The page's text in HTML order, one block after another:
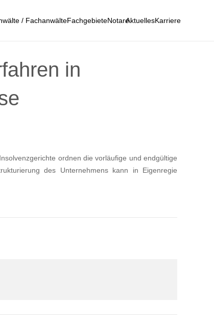
/ FachanwälteFachgebieteNotareAktuellesKarriere
in
ordnen die vorläufige und endgültige
des Unternehmens kann in Eigenregie